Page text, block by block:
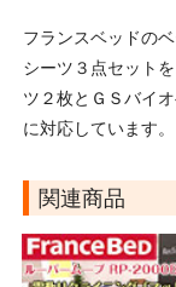
フランスベッドの
シーツ３点セット
ツ２枚とＧＳバイ
に対応しています。
関連商品